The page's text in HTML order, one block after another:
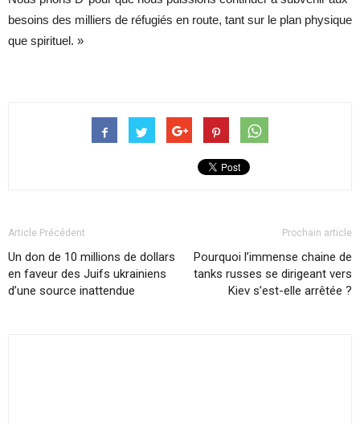
besoins des milliers de réfugiés en route, tant sur le plan physique
que spirituel. »
Article Précédent
Un don de 10 millions de dollars
en faveur des Juifs ukrainiens
d’une source inattendue
Prochain article
Pourquoi l’immense chaine de
tanks russes se dirigeant vers
Kiev s’est-elle arrêtée ?